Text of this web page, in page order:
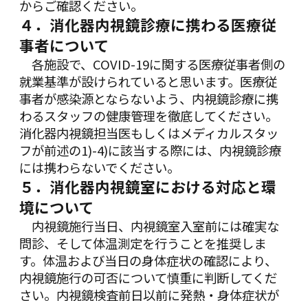
からご確認ください。
４．消化器内視鏡診療に携わる医療従
事者について
各施設で、COVID-19に関する医療従事者側の
就業基準が設けられていると思います。医療従
事者が感染源とならないよう、内視鏡診療に携
わるスタッフの健康管理を徹底してください。
消化器内視鏡担当医もしくはメディカルスタッ
フが前述の1)-4)に該当する際には、内視鏡診療
には携わらないでください。
５．消化器内視鏡室における対応と環
境について
内視鏡施行当日、内視鏡室入室前には確実な
問診、そして体温測定を行うことを推奨しま
す。体温および当日の身体症状の確認により、
内視鏡施行の可否について慎重に判断してくだ
さい。内視鏡検査前日以前に発熱・身体症状が